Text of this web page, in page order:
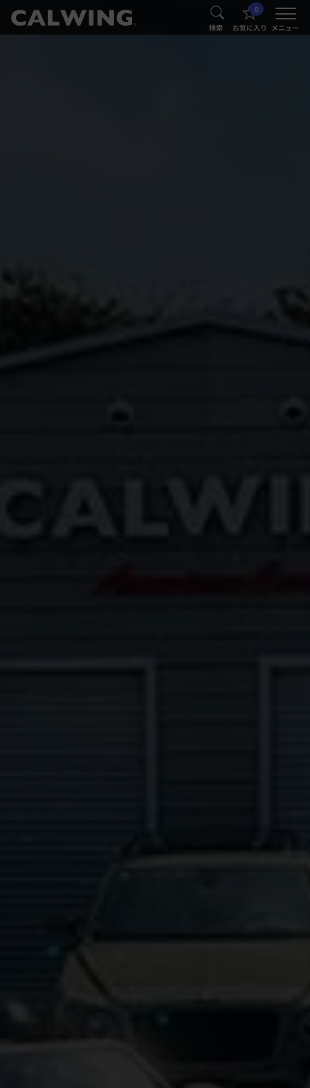
® 検索
0
お気に入り メニュー
®